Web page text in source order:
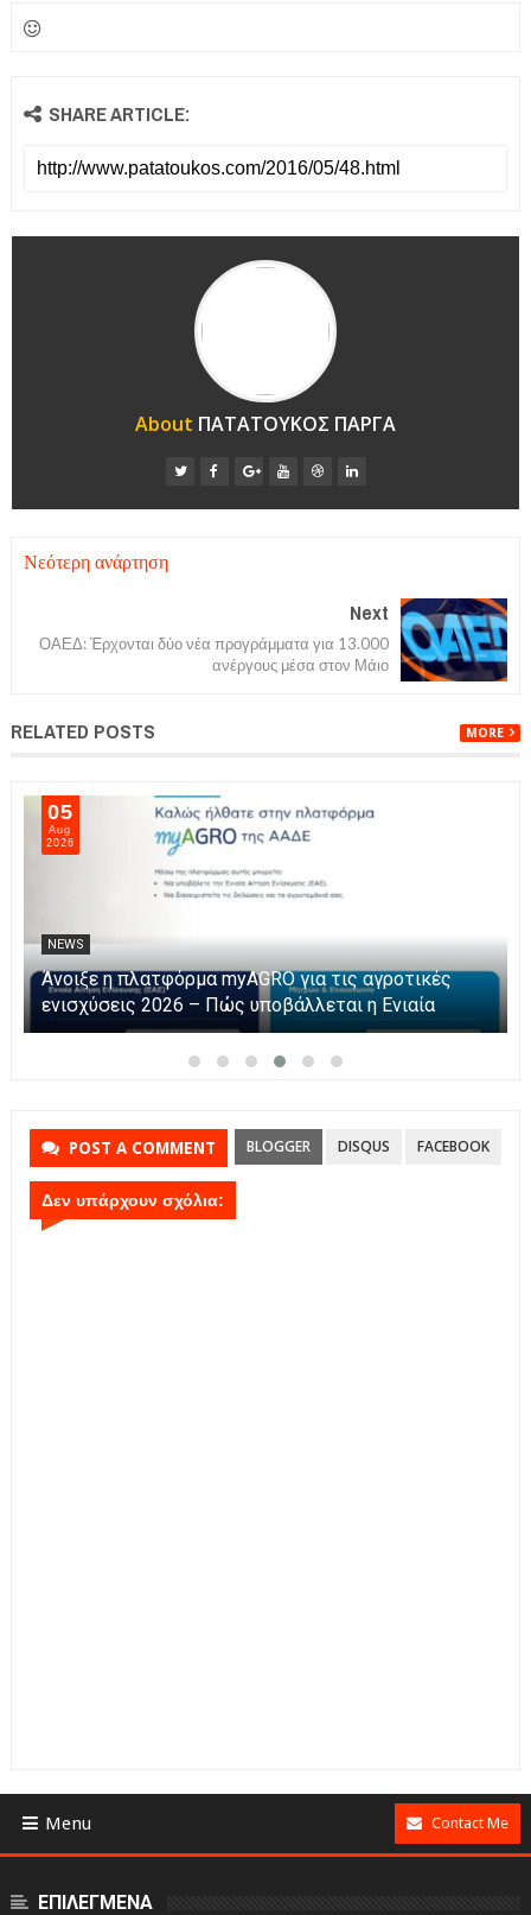
SHARE ARTICLE:
About ΠΑΤΑΤΟΥΚΟΣ ΠΑΡΓΑ
Νεότερη ανάρτηση
Next
ΟΑΕΔ: Έρχονται δύο νέα προγράμματα για 13.000
ανέργους μέσα στον Μάιο
RELATED POSTS MORE
05
Aug
2026
NEWS
Η Καινοτομία στα ταξίδια μόνο στο Skarpos Tours
Parga
POST A COMMENT BLOGGER DISQUS FACEBOOK
Δεν υπάρχουν σχόλια:
Menu Contact Me
ΕΠΙΛΕΓΜΕΝΑ